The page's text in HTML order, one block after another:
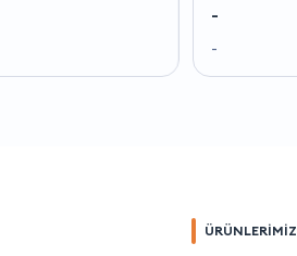
ÜRÜNLERİMİZ